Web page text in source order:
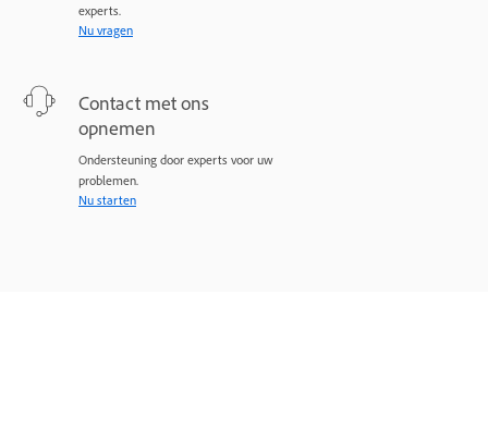
experts.
Nu vragen
Contact met ons
opnemen
Ondersteuning door experts voor uw
problemen.
Nu starten